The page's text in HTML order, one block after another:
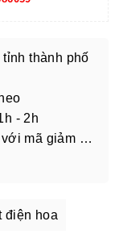
thành phố
- 2h
Giảm cho khách hàng đặt online với mã giảm giá
điện hoa